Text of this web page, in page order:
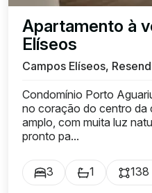
Apartamento à
Elíseos
Campos Elíseos,
Condomínio Porto
no coração do centro da
amplo, com muita luz
pronto pa...
3 1 138